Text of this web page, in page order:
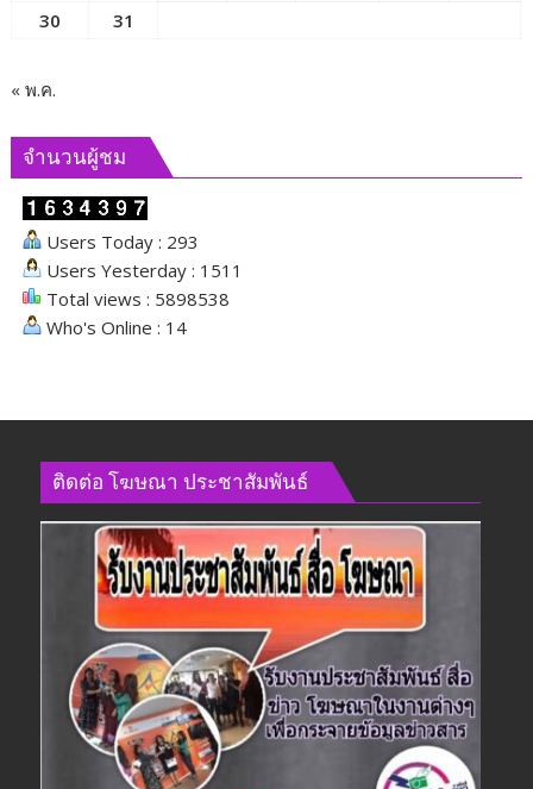
30
31
« พ.ค.
จำนวนผู้ชม
Users Today : 293
Users Yesterday : 1511
Total views : 5898538
Who's Online : 14
ติดต่อ​ โฆษณา​ ประชาสัมพันธ์